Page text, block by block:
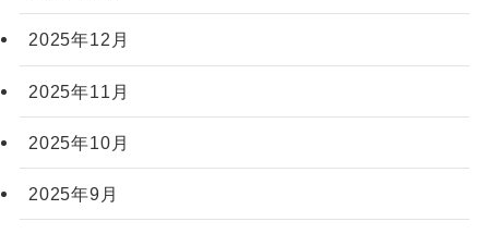
2025年12月
2025年11月
2025年10月
2025年9月